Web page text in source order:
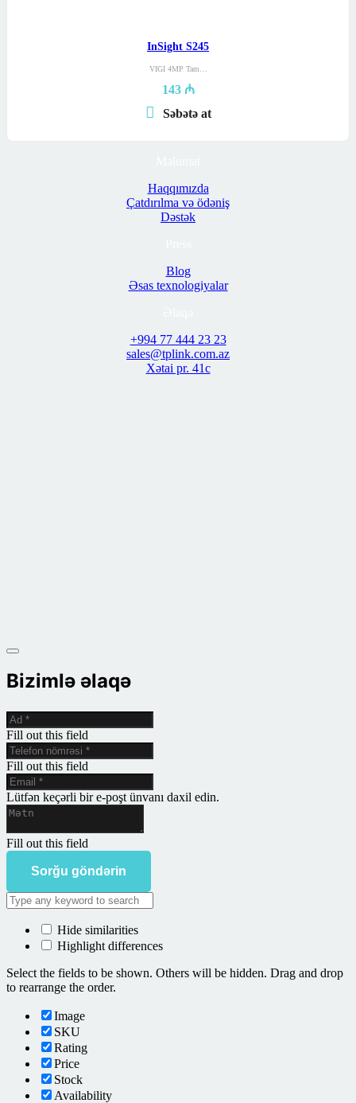
InSight S245
VIGI 4MP Tam…
143 ₼
Səbətə at
Haqqımızda
Çatdırılma və ödəniş
Dəstək
Blog
Əsas texnologiyalar
+994 77 444 23 23
sales@tplink.com.az
Xətai pr. 41c
Bizimlə əlaqə
Fill out this field
Fill out this field
Lütfən keçərli bir e-poşt ünvanı daxil edin.
Fill out this field
Sorğu göndərin
Hide similarities
Highlight differences
Select the fields to be shown. Others will be hidden. Drag and drop
to rearrange the order.
Image
SKU
Rating
Price
Stock
Availability